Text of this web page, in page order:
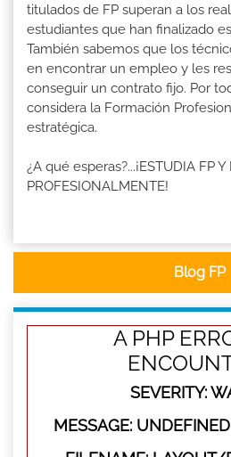
titulados de FP superan a los
estudiantes que han finalizado
También sabemos que los
en encontrar un empleo y les
conseguir un contrato fijo. Por
considera la Formación
estratégica.
¿A qué esperas?...¡ESTUDIA FP Y
PROFESIONALMENTE!
Blog FP
A PHP
SEVERITY:
MESSAGE: